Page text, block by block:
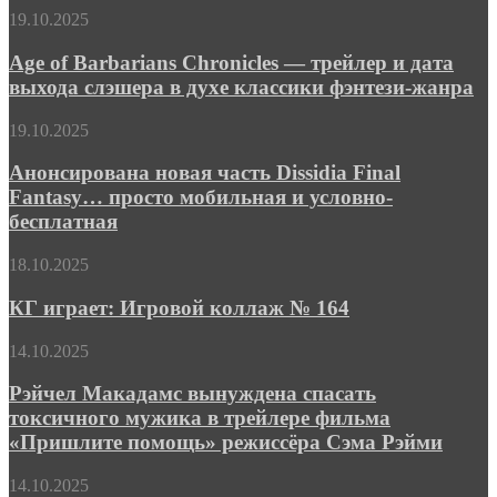
эпика
Age
Barbarians
Chronicles
—
и
выхода
слэшера
в
классики
жанра
19.10.2025
Age of Barbarians Chronicles — трейлер и дата
выхода слэшера в духе классики фэнтези-жанра
Анонсирована
часть
Dissidia
Final
Fantasy…
мобильная
условно-
19.10.2025
Анонсирована новая часть Dissidia Final
Fantasy… просто мобильная и условно-
бесплатная
КГ
Игровой
коллаж
№
164
18.10.2025
КГ играет: Игровой коллаж № 164
Рэйчел
вынуждена
токсичного
мужика
трейлере
14.10.2025
Рэйчел Макадамс вынуждена спасать
токсичного мужика в трейлере фильма
«Пришлите помощь» режиссёра Сэма Рэйми
Каникулам
14.10.2025